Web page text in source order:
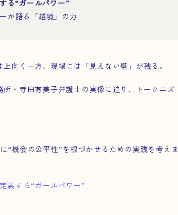
る“ガールパワー”
が語る「越境」の力
向く一方、現場には「見えない壁」が残る。
・寺田有美子弁護士の実像に迫り、トークニズ
“機会の公平性”を根づかせるための実践を考えま
義する“ガールパワー”